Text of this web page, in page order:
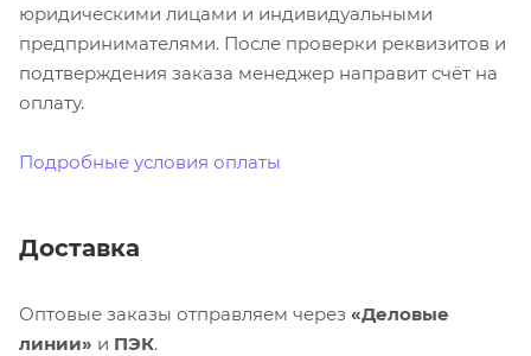
юридическими лицами и индивидуальными
предпринимателями. После проверки реквизитов и
подтверждения заказа менеджер направит счёт на
оплату.
Подробные условия оплаты
Доставка
Оптовые заказы отправляем через «Деловые
линии» и ПЭК.